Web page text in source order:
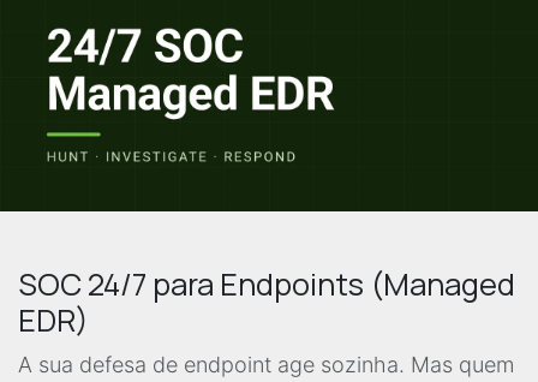
SOC 24/7 para Endpoints (Managed
EDR)
A sua defesa de endpoint age sozinha. Mas quem